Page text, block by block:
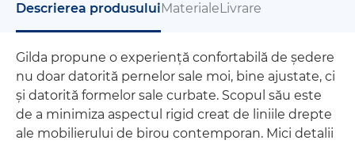
Descrierea produsuluiMaterialeLivrare
Gilda propune o experiență confortabilă de ședere
nu doar datorită pernelor sale moi, bine ajustate, ci
și datorită formelor sale curbate. Scopul său este
de a minimiza aspectul rigid creat de liniile drepte
ale mobilierului de birou contemporan. Mici detalii